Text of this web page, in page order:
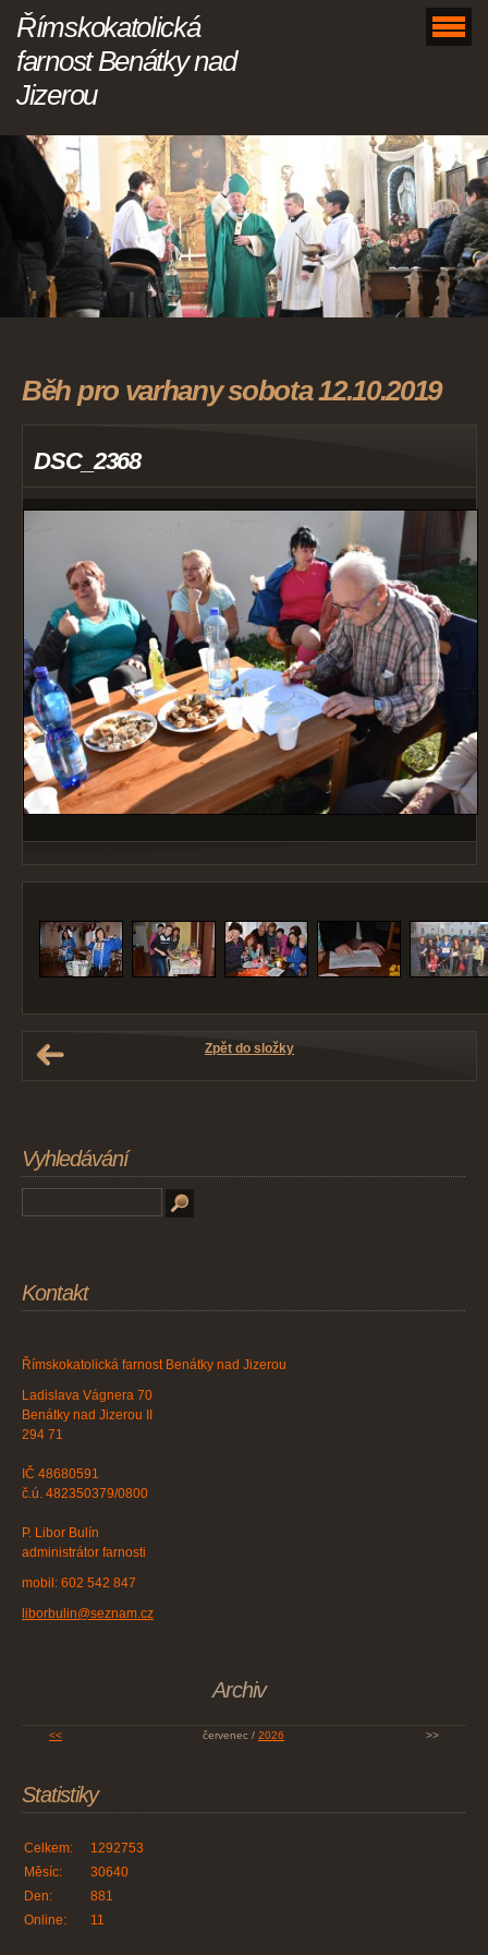
Římskokatolická
farnost Benátky nad
Jizerou
Běh pro varhany sobota 12.10.2019
DSC_2368
Zpět do složky
Vyhledávání
Kontakt
Římskokatolická farnost Benátky nad Jizerou
Ladislava Vágnera 70
Benátky nad Jizerou II
294 71
IČ 48680591
č.ú. 482350379/0800
P. Libor Bulín
administrátor farnosti
mobil: 602 542 847
liborbulin@seznam.cz
Archiv
<< červenec / 2026 >>
Statistiky
Online: 11
Celkem:
1292753
Měsíc:
30640
Den:
881